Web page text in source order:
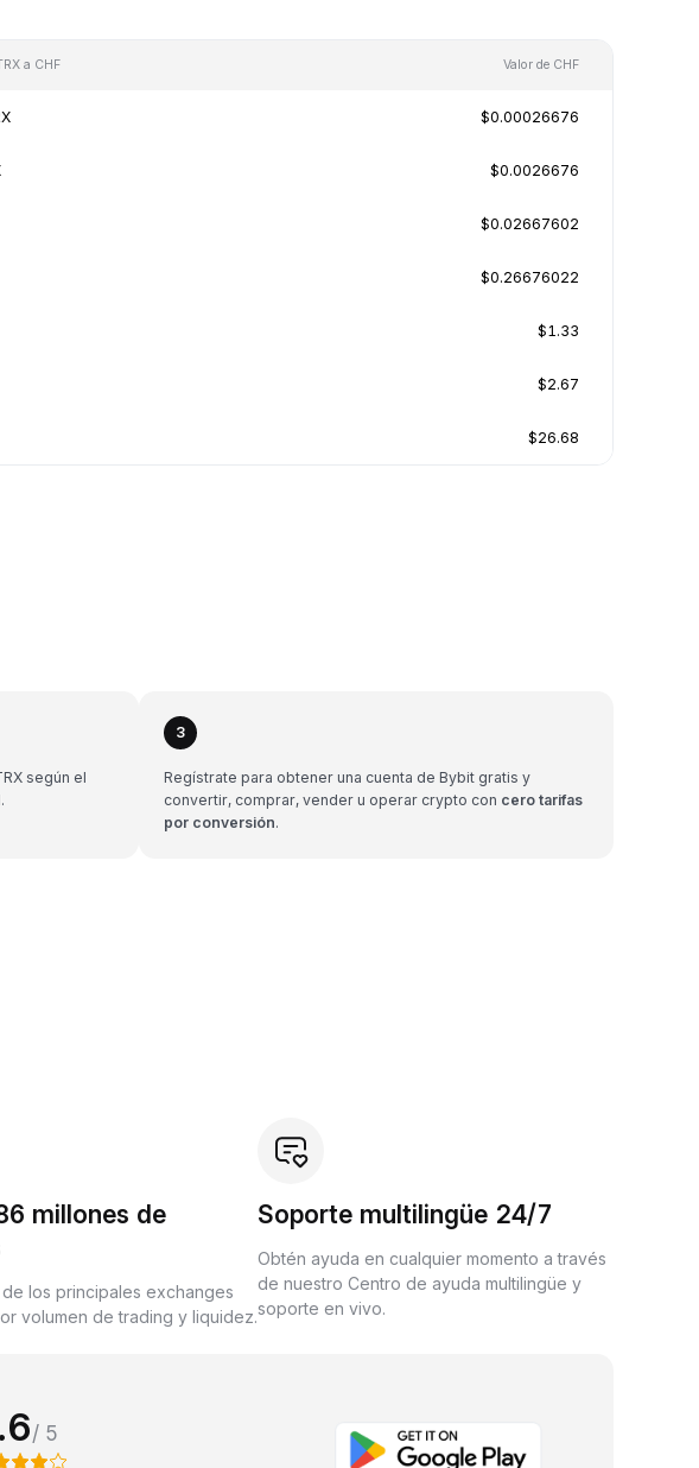
a CHF Valor de CHF
$0.00026676
$0.0026676
$0.02667602
$0.26676022
$1.33
$2.67
$26.68
según el
3
Regístrate para obtener una cuenta de Bybit gratis y
convertir, comprar, vender u operar crypto con cero tarifas
por conversión.
millones de
los principales exchanges
volumen de trading y liquidez.
Soporte multilingüe 24/7
Obtén ayuda en cualquier momento a través
de nuestro Centro de ayuda multilingüe y
soporte en vivo.
/ 5